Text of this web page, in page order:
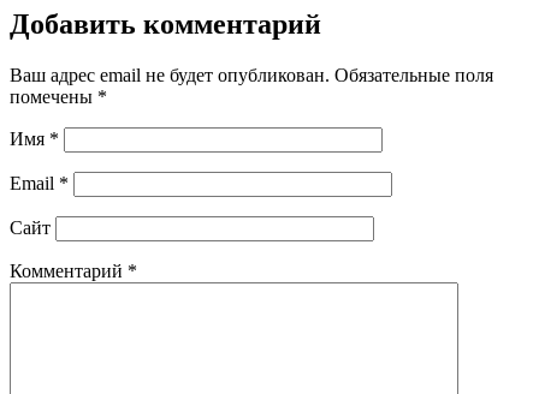
Добавить комментарий
Ваш адрес email не будет опубликован. Обязательные поля
помечены *
Имя *
Email *
Сайт
Комментарий *